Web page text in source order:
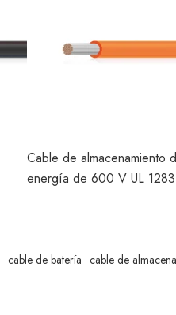
Cable de almacenamiento
energía de 600 V UL 1283
cable de batería cable de